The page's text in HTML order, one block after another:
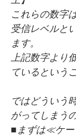
これらの数字
受信レベルと
ます。
上記数字より
ているという
ではどういう
がってしまう
■まずは≪ケー